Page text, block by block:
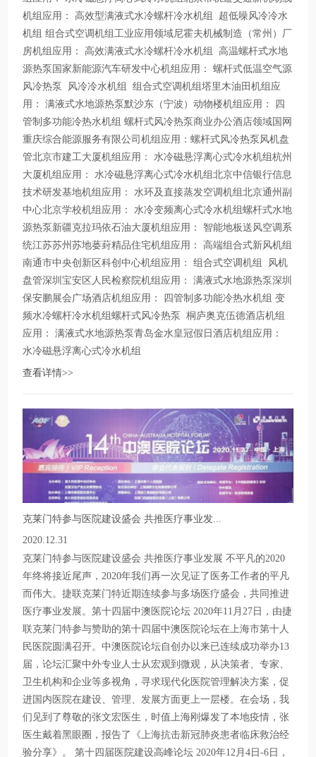
机组应用： 高效型满液式水冷螺杆冷水机组 超低噪风冷冷水
机组 组合式空调机组工业应用领域尼霍夫机械制造（常州）厂
房机组应用： 高效满液式水冷螺杆冷水机组 高温螺杆式水地
源热泵国家新能源汽车研发中心机组应用： 螺杆式低温空气源
风冷热泵 风冷冷水机组 组合式空调机组塔里木油田机组应
用： 满液式水地源热泵默沙东（宁波）动物楼机组应用： 四
管制多功能冷热水机组 螺杆式风冷热泵商业办公酒店领域国网
重庆综合能源服务有限公司机组应用：螺杆式风冷热泵风机盘
管北京市建工大厦机组应用： 水冷磁悬浮离心式冷水机组杭州
大厦机组应用： 水冷磁悬浮离心式冷水机组北京中信银行信息
技术研发基地机组应用： 水环及直接蒸发空调机组北京通州副
中心北京学校机组应用： 水冷变频离心式冷水机组螺杆式水地
源热泵新疆克拉玛依石油大厦机组应用： 智能地板送风空调系
统江苏苏州苏地蒌葑精品住宅机组应用： 高端组合式新风机组
南通市中央创新区科创中心机组应用： 组合式空调机组 风机
盘管深圳宝安区人民检察院机组应用： 满液式水地源热泵深圳
保安鹏展会广场酒店机组应用： 四管制多功能冷热水机组 变
频水冷螺杆冷水机组螺杆式风冷热泵 桐庐奥克伍德酒店机组
应用： 满液式水地源热泵青岛金水皇冠假日酒店机组应用：
水冷磁悬浮离心式冷水机组
查看详情>>
克莱门特参与医院建设盛会 共推医疗事业发...
2020.12.31
克莱门特参与医院建设盛会 共推医疗事业发展 不平凡的2020
年终将接近尾声，2020年我们再一次见证了医务工作者的平凡
而伟大。捷联克莱门特近期连续参与多场医疗盛会，共同推进
医疗事业发展。第十四届中澳医院论坛 2020年11月27日，由捷
联克莱门特参与赞助的第十四届中澳医院论坛在上海市第十人
民医院圆满召开。中澳医院论坛自创办以来已连续成功举办13
届，论坛汇聚中外专业人士从宏观到微观，从决策者、专家、
卫生机构和企业等多视角，寻求现代化医院管理解决方案，促
进国内医院在建设、管理、发展方面更上一层楼。在会场，我
们见到了尊敬的张文宏医生，时值上海刚爆发了本地疫情，张
医生戴着黑眼圈，报告了《上海抗击新冠肺炎患者临床救治经
验分享》。 第十四届医院建设高峰论坛 2020年12月4日-6日，